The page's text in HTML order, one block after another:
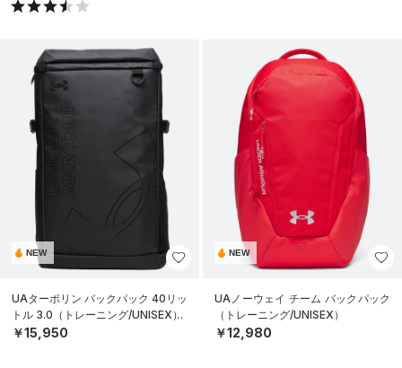
NEW
UAターポリン バックパック 40リッ
トル 3.0（トレーニング/UNISEX）
￥15,950
NEW
UAノーウェイ チーム バックパック
（トレーニング/UNISEX）
￥12,980